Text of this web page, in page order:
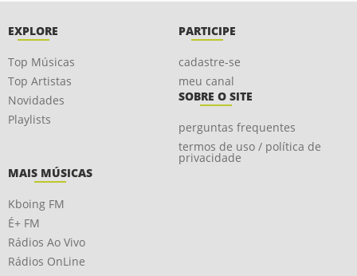
EXPLORE
Top Músicas
Top Artistas
Novidades
Playlists
PARTICIPE
cadastre-se
meu canal
SOBRE O SITE
perguntas frequentes
termos de uso / política de
privacidade
MAIS MÚSICAS
Kboing FM
É+ FM
Rádios Ao Vivo
Rádios OnLine